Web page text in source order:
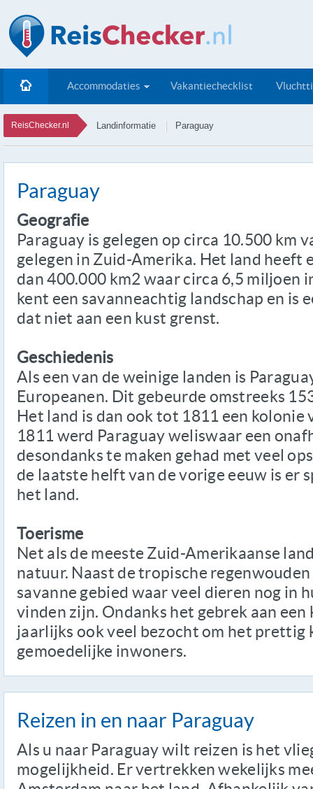
Accommodaties Vakantiechecklist
ReisChecker.nl Landinformatie Paraguay
Paraguay
Geografie
Paraguay is gelegen op circa 10.500 km
gelegen in Zuid-Amerika. Het land heeft
dan 400.000 km2 waar circa 6,5 miljoen
kent een savanneachtig landschap en is
dat niet aan een kust grenst.
Geschiedenis
Als een van de weinige landen is
Europeanen. Dit gebeurde omstreeks
Het land is dan ook tot 1811 een kolonie
1811 werd Paraguay weliswaar een
desondanks te maken gehad met veel
de laatste helft van de vorige eeuw is er
het land.
Toerisme
Net als de meeste Zuid-Amerikaanse
natuur. Naast de tropische
savanne gebied waar veel dieren nog in
vinden zijn. Ondanks het gebrek aan
jaarlijks ook veel bezocht om het prettig
gemoedelijke inwoners.
Reizen in en naar Paraguay
Als u naar Paraguay wilt reizen is het
mogelijkheid. Er vertrekken wekelijks